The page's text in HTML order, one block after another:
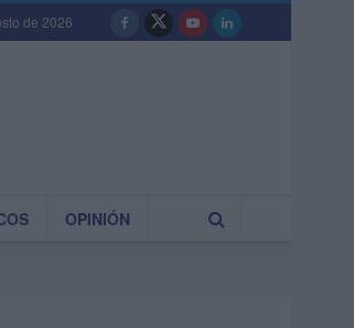
de 2026
OPINIÓN